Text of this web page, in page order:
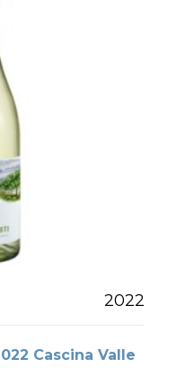
2022
Cascina Valle